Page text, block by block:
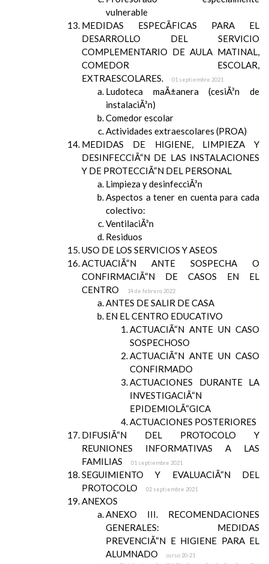
vulnerable
MEDIDAS ESPECÃFICAS PARA EL
DESARROLLO DEL SERVICIO
COMPLEMENTARIO DE AULA MATINAL,
COMEDOR ESCOLAR,
EXTRAESCOLARES.
01 septiembre 2021
Ludoteca maÃ±anera (cesiÃ³n de
instalaciÃ³n)
Comedor escolar
Actividades extraescolares (PROA)
MEDIDAS DE HIGIENE, LIMPIEZA Y
DESINFECCIÃ“N DE LAS INSTALACIONES
Y DE PROTECCIÃ“N DEL PERSONAL
Limpieza y desinfecciÃ³n
Aspectos a tener en cuenta para cada
colectivo:
VentilaciÃ³n
Residuos
USO DE LOS SERVICIOS Y ASEOS
ACTUACIÃ“N ANTE SOSPECHA O
CONFIRMACIÃ“N DE CASOS EN EL
CENTRO
14 de febrero 2022
ANTES DE SALIR DE CASA
EN EL CENTRO EDUCATIVO
ACTUACIÃ“N ANTE UN CASO
SOSPECHOSO
ACTUACIÃ“N ANTE UN CASO
CONFIRMADO
ACTUACIONES DURANTE LA
INVESTIGACIÃ“N
EPIDEMIOLÃ“GICA
ACTUACIONES POSTERIORES
DIFUSIÃ“N DEL PROTOCOLO Y
REUNIONES INFORMATIVAS A LAS
FAMILIAS
01 septiembre 2021
SEGUIMIENTO Y EVALUACIÃ“N DEL
PROTOCOLO
02 septiembre 2021
ANEXOS
ANEXO III. RECOMENDACIONES
GENERALES: MEDIDAS
PREVENCIÃ“N E HIGIENE PARA EL
ALUMNADO
curso 20-21